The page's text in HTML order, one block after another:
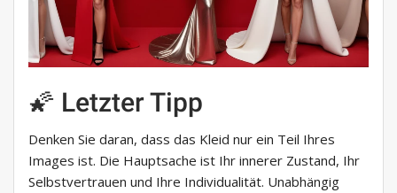
🌠 Letzter Tipp
Denken Sie daran, dass das Kleid nur ein Teil Ihres
Images ist. Die Hauptsache ist Ihr innerer Zustand, Ihr
Selbstvertrauen und Ihre Individualität. Unabhängig